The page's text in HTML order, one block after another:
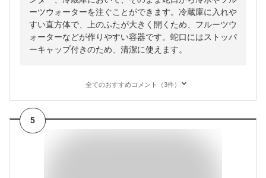
ーツウォーターを注ぐことができます。冷蔵庫に入れや
すい直方体で、上のふたが大きく開くため、フルーツウ
ォーターなどが作りやすい容器です。蛇口にはストッパ
ーキャップ付きのため、清潔に使えます。
全てのおすすめコメント（3件）
5